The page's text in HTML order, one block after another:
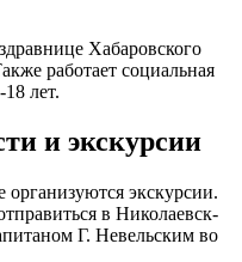
Хабаровского
работает социальная
лет.
и экскурсии
экскурсии.
в Николаевск-
Г. Невельским во